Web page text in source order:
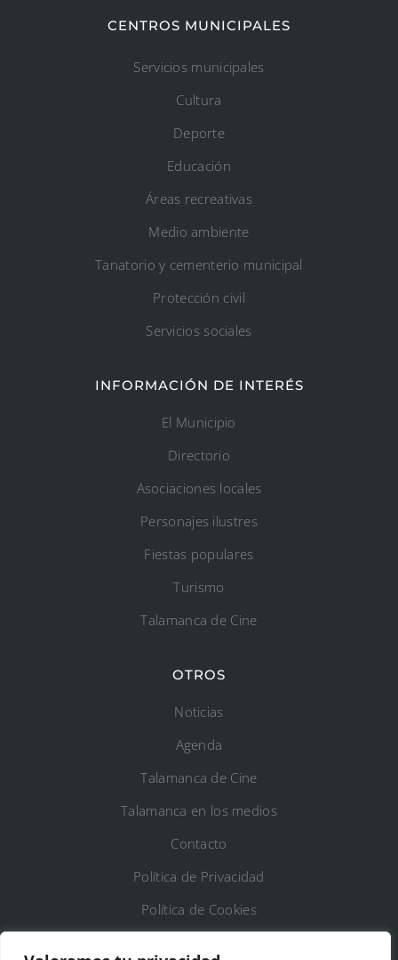
CENTROS MUNICIPALES
Servicios municipales
Cultura
Deporte
Educación
Áreas recreativas
Medio ambiente
Tanatorio y cementerio municipal
Protección civil
Servicios sociales
INFORMACIÓN DE INTERÉS
El Municipio
Directorio
Asociaciones locales
Personajes ilustres
Fiestas populares
Turismo
Talamanca de Cine
OTROS
Noticias
Agenda
Talamanca de Cine
Talamanca en los medios
Contacto
Política de Privacidad
Política de Cookies